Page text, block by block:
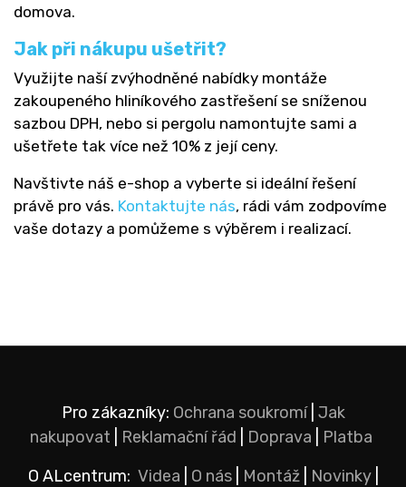
domova.
Jak při nákupu ušetřit?
Využijte naší zvýhodněné nabídky montáže
zakoupeného hliníkového zastřešení se sníženou
sazbou DPH, nebo si pergolu namontujte sami a
ušetřete tak více než 10% z její ceny.
Navštivte náš e-shop a vyberte si ideální řešení
právě pro vás. Kontaktujte nás, rádi vám zodpovíme
vaše dotazy a pomůžeme s výběrem i realizací.
Pro zákazníky: Ochrana soukromí| Jak
nakupovat
Reklamační řád Doprava
Platba
O ALcentrum: Videa O nás| Montáž| Novinky|